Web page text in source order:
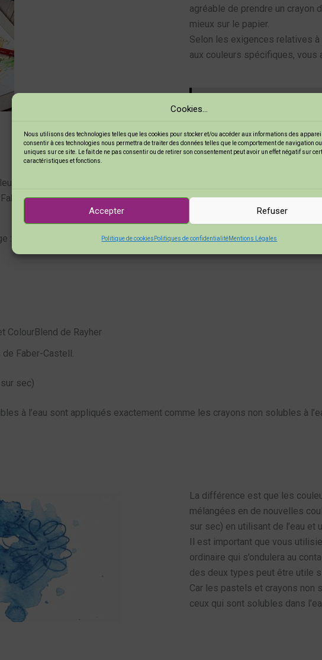
Cookies...
Nous utilisons des technologies telles que les cookies pour stocker et/ou accéder aux informations des
consentir à ces technologies nous permettra de traiter des données telles que le comportement de navigation
uniques sur ce site. Le fait de ne pas consentir ou de retirer son consentement peut avoir un effet négatif sur
caractéristiques et fonctions.
Accepter Refuser
Politique de cookies Politiques de confidentialitéMentions Légales
agréable de prendre un crayon
mieux sur le papier.
Selon les exigences relatives
aux couleurs spécifiques, vous
Cet article pourrait vous
luminosité possible, nous recommandons
Castell et nos crayons pastel préférés avec Neocolor de Caran d’Ache.
:
ColourBlend de Rayher
Faber-Castell.
sec)
à l’eau sont appliqués exactement comme les crayons non solubles à
La différence est que les
mélangées en de nouvelles
sur sec) en utilisant de l’eau et
Il est important que vous
ordinaire qui s’ondulera au
des deux types peut être utile
Car les pastels et crayons non
ceux qui sont solubles dans